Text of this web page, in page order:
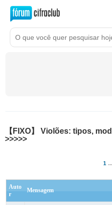
【FIXO】 Violões: tipos,
>>>>>
1 ...
Auto
r
Mensagem